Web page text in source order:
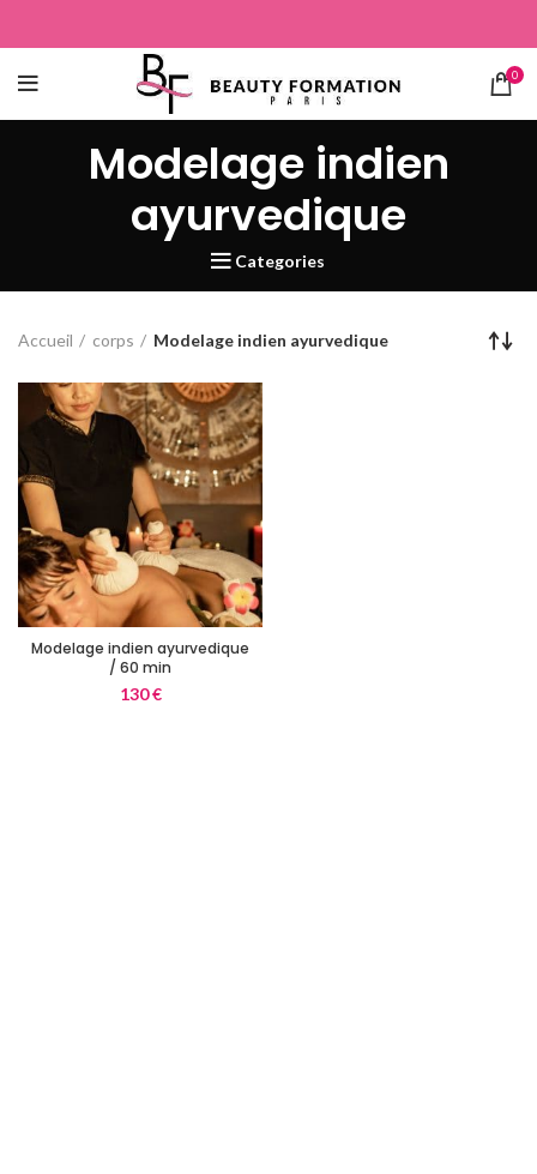
0
Modelage indien
ayurvedique
Categories
Accueil corps Modelage indien ayurvedique
Modelage indien ayurvedique
/ 60 min
130€